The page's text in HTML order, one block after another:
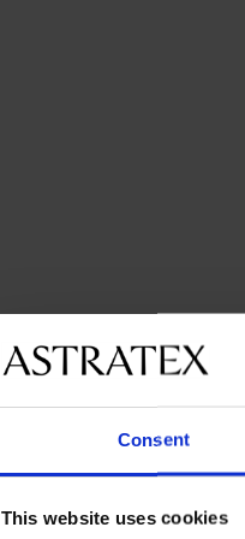
Consent
This website uses cookies